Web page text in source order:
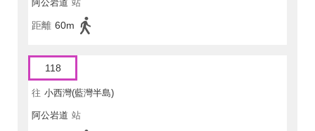
阿公岩道 站
距離 60m
118
往 小西灣(藍灣半島)
阿公岩道 站